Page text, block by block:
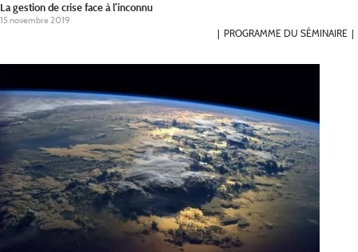
La gestion de crise face à l’inconnu
15 novembre 2019
PROGRAMME DU SÉMINAIRE